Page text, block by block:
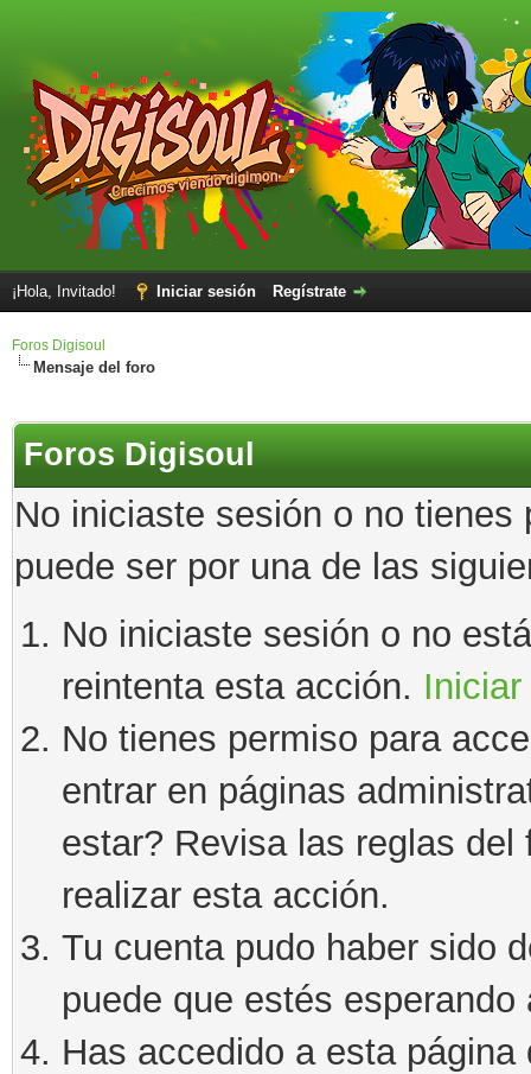
¡Hola, Invitado! Iniciar sesión Regístrate
Foros Digisoul
Mensaje del foro
Foros Digisoul
No iniciaste sesión o no
puede ser por una de las
No iniciaste sesión o no
reintenta esta acción.
No tienes permiso para
entrar en páginas
estar? Revisa las reglas
realizar esta acción.
Tu cuenta pudo haber sido
puede que estés esperando
Has accedido a esta